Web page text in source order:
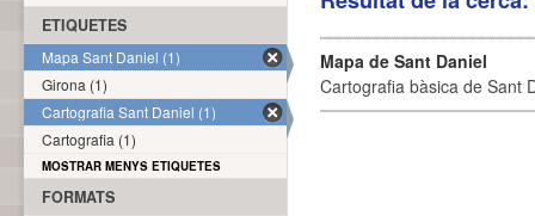
Mapa de Sant Daniel
Cartografia bàsica de Sant
ETIQUETES
Mapa Sant Daniel (1)
Girona (1)
Cartografia Sant Daniel (1)
Cartografia (1)
MOSTRAR MENYS ETIQUETES
FORMATS